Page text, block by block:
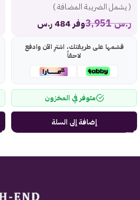
( يشمل الضريبة المضافة )
ر.س3,951 وفر 484 ر.س
قسّمها على طريقتك، اشترِ الآن وادفع
لاحقاً
متوفر في المخزون
إضافة إلى السلة